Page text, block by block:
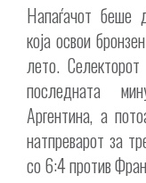
Напаѓачот беше
која освои
лето.
последната
Аргентина, а
натпреварот за
со 6:4 против